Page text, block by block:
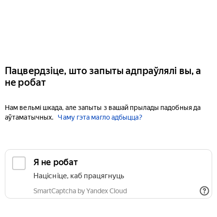
Пацвердзіце, што запыты адпраўлялі вы, а
не робат
Нам вельмі шкада, але запыты з вашай прылады падобныя да
аўтаматычных.
Чаму гэта магло адбыцца?
Я не робат
Націсніце, каб працягнуць
SmartCaptcha by Yandex Cloud